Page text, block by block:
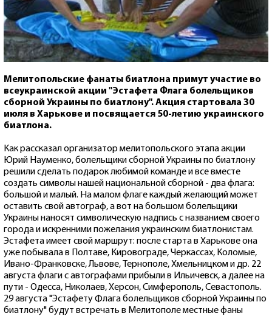
Мелитопольские фанаты биатлона примут участие во
всеукраинской акции "Эстафета Флага болельщиков
сборной Украины по биатлону". Акция стартовала 30
июля в Харькове и посвящается 50-летию украинского
биатлона.
Как рассказал организатор мелитопольского этапа акции
Юрий Науменко, болельщики сборной Украины по биатлону
решили сделать подарок любимой команде и все вместе
создать символы нашей национальной сборной - два флага:
большой и малый. На малом флаге каждый желающий может
оставить свой автограф, а вот на большом болельщики
Украины наносят символическую надпись с названием своего
города и искренними пожелания украинским биатлонистам.
Эстафета имеет свой маршрут: после старта в Харькове она
уже побывала в Полтаве, Кировограде, Черкассах, Коломые,
Ивано-Франковске, Львове, Тернополе, Хмельницком и др. 22
августа флаги с автографами прибыли в Ильичевск, а далее на
пути - Одесса, Николаев, Херсон, Симферополь, Севастополь.
29 августа "Эстафету Флага болельщиков сборной Украины по
биатлону" будут встречать в Мелитополе местные фаны